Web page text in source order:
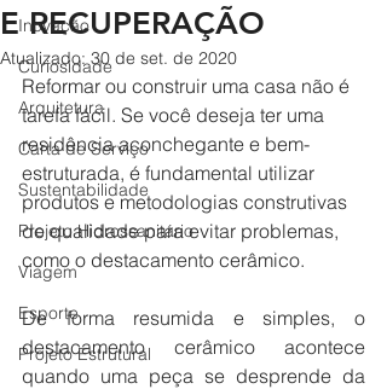
Inovação
Curiosidade
Arquitetura
Carta de Serviço
Sustentabilidade
Projeto Hidrossanitário
Viagem
Esporte
Projeto Estrutural
E RECUPERAÇÃO
Atualizado:30 de set. de 2020
Reformar ou construir uma casa não é
tarefa fácil. Se você deseja ter uma
residência aconchegante e bem-
estruturada, é fundamental utilizar
produtos e metodologias construtivas
de qualidade para evitar problemas,
como o destacamento cerâmico.
De forma resumida e simples, o
destacamento cerâmico acontece
quando uma peça se desprende da